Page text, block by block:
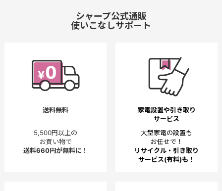
シャープ公式通販
使いこなしサポート
送料無料
5,500円以上の
お買い物で
送料660円が無料に！
家電設置や引き取り
サービス
大型家電の設置も
お任せで！
リサイクル・引き取り
サービス(有料)も！